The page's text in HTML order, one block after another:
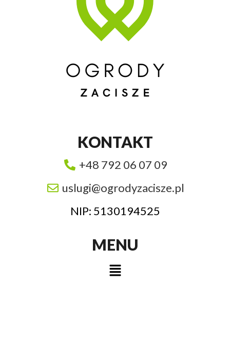
KONTAKT
+48 792 06 07 09
uslugi@ogrodyzacisze.pl
NIP: 5130194525
MENU